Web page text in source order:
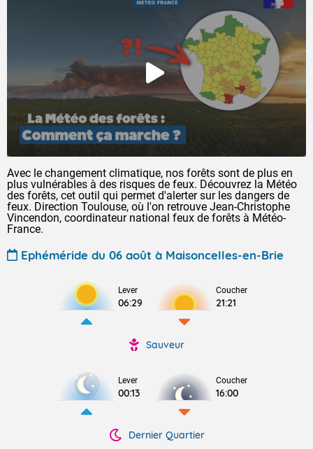
Avec le changement climatique, nos forêts sont de plus en
plus vulnérables à des risques de feux. Découvrez la Météo
des forêts, cet outil qui permet d'alerter sur les dangers de
feux. Direction Toulouse, où l'on retrouve Jean-Christophe
Vincendon, coordinateur national feux de forêts à Météo-
France.
Ephéméride du 06 août à Maisoncelles-en-Brie
Lever
06:29
Coucher
21:21
Sauveur
Lever
00:13
Coucher
16:00
Dernier Quartier